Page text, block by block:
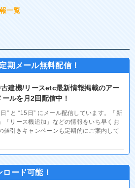
一覧
期メール無料配信！
建機/リースetc最新情報掲載のアー
ルを月2回配信中！
” と “15日” にメール配信しています。「新
「リース機追加」などの情報をいち早くお
値引きキャンペーンも定期的にご案内して
ード可能！